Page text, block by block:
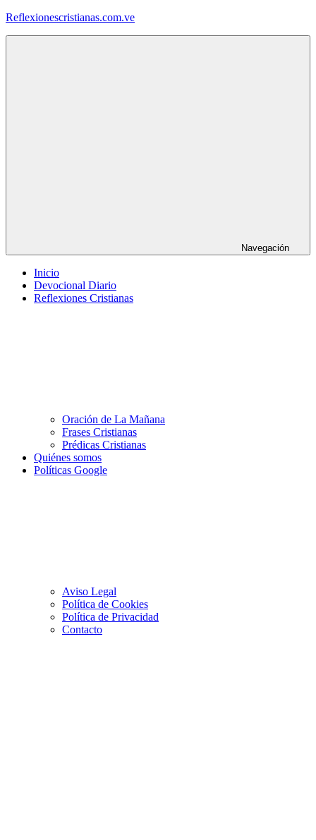
Saltar
Reflexionescristianas.com.ve
Navegación
Inicio
Devocional Diario
Reflexiones Cristianas
Oración de La Mañana
Frases Cristianas
Prédicas Cristianas
Quiénes somos
Políticas Google
Aviso Legal
Política de Cookies
Política de Privacidad
Contacto